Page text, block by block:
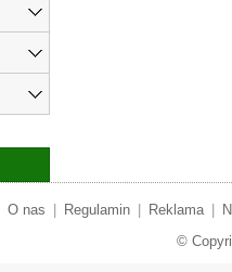
O nas Regulamin Reklama
©